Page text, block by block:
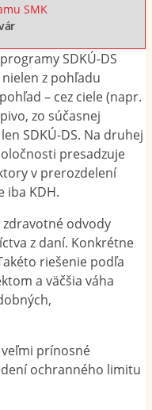
SMK
SDKÚ-DS
z pohľadu
– cez ciele (napr.
zo súčasnej
SDKÚ-DS. Na druhej
presadzuje
v prerozdelení
iba KDH.
zdravotné odvody
z daní. Konkrétne
riešenie podľa
a väčšia váha
prínosné
ochranného limitu